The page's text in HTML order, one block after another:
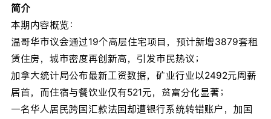
简介
本期内容概览：
温哥华市议会通过19个高层住宅项目，预计新增3879套租
赁住房，城市密度再创新高，引发市民热议；
加拿大统计局公布最新工资数据，矿业行业以2492元周薪
居首，而住宿与餐饮业仅有521元，贫富分化显著；
一名华人居民跨国汇款法国却遭银行系统转错账户，加国